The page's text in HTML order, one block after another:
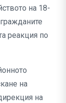
на 18-
реакция по
на
на